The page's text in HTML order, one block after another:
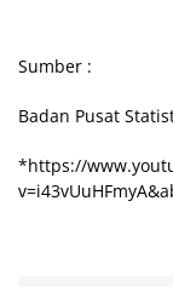
Sumber :
Badan Pusat
*https://